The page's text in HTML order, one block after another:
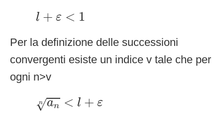
l + ε < 1
l+ ε <1
Per la definizione delle successioni
convergenti esiste un indice v tale che per
ogni n>v
n
√an < l + ε
an < l+ ε